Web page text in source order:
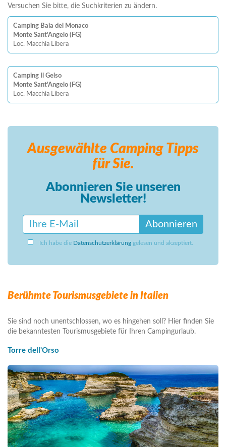
Versuchen Sie bitte, die Suchkriterien zu ändern.
Camping Baia del Monaco
Monte Sant'Angelo (FG)
Loc. Macchia Libera
Camping Il Gelso
Monte Sant'Angelo (FG)
Loc. Macchia Libera
Ausgewählte Camping Tipps
für Sie.
Abonnieren Sie unseren
Newsletter!
Abonnieren
Ich habe die Datenschutzerklärung gelesen und akzeptiert.
Berühmte Tourismusgebiete in Italien
Sie sind noch unentschlossen, wo es hingehen soll? Hier finden Sie
die bekanntesten Tourismusgebiete für Ihren Campingurlaub.
Torre dell'Orso